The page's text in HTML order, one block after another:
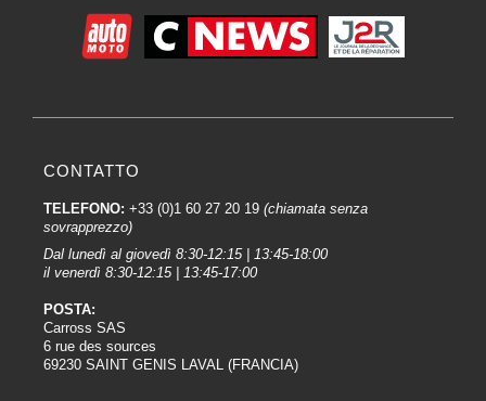
CONTATTO
TELEFONO: +33 (0)1 60 27 20 19 (chiamata senza
sovrapprezzo)
Dal lunedì al giovedì 8:30-12:15 | 13:45-18:00
il venerdì 8:30-12:15 | 13:45-17:00
POSTA:
Carross SAS
6 rue des sources
69230 SAINT GENIS LAVAL (FRANCIA)